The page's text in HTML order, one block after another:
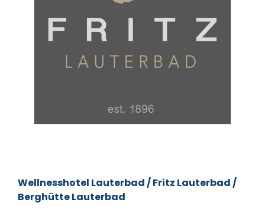
Wellnesshotel Lauterbad / Fritz Lauterbad /
Berghütte Lauterbad